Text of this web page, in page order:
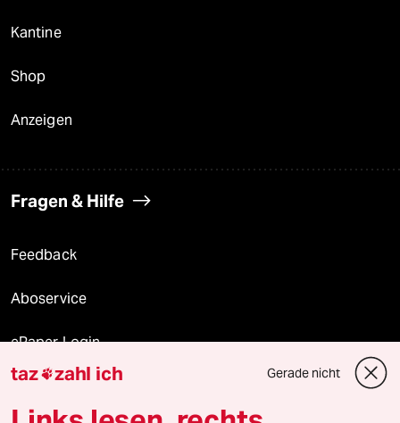
Kantine
Shop
Anzeigen
Fragen & Hilfe
Feedback
Aboservice
ePaper Login
Downloads für Abonnierende
taz zahl ich Gerade nicht